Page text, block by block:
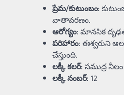
ప్రేమ/కుటుంబం:
వాతావరణం.
ఆరోగ్యం: మానసిక
పరిహారం: ఈశ్వరుని
చేస్తుంది.
లక్కీ కలర్: సముద్ర నీలం
లక్కీ నంబర్: 12